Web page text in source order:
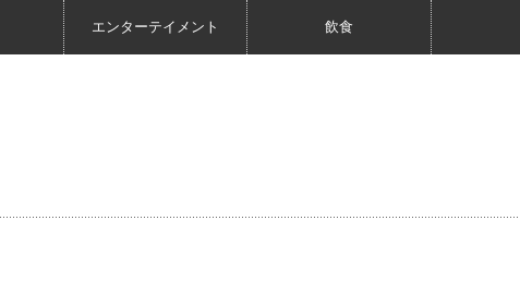
エンターテイメント 飲食